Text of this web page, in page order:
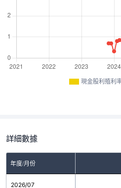
現金股利殖利
詳細數據
年度/月份
2026/07